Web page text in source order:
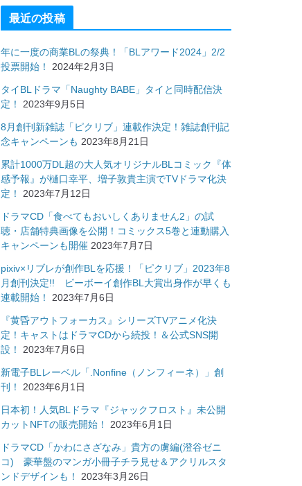
最近の投稿
年に一度の商業BLの祭典！「BLアワード2024」2/2
投票開始！
2024年2月3日
タイBLドラマ「Naughty BABE」タイと同時配信決
定！
2023年9月5日
8月創刊新雑誌「ピクリブ」連載作決定！雑誌創刊記
念キャンペーンも 2023年8月21日
累計1000万DL超の大人気オリジナルBLコミック『体
感予報』が樋口幸平、増子敦貴主演でTVドラマ化決
定！
2023年7月12日
ドラマCD「食べてもおいしくありません2」の試
聴・店舗特典画像を公開！コミックス5巻と連動購入
キャンペーンも開催 2023年7月7日
pixiv×リブレが創作BLを応援！「ピクリブ」2023年8
月創刊決定!! ビーボーイ創作BL大賞出身作が早くも
連載開始！
2023年7月6日
『黄昏アウトフォーカス』シリーズTVアニメ化決
定！キャストはドラマCDから続投！＆公式SNS開
設！
2023年7月6日
新電子BLレーベル「.Nonfine（ノンフィーネ）」創
刊！
2023年6月1日
日本初！人気BLドラマ『ジャックフロスト』未公開
カットNFTの販売開始！
2023年6月1日
ドラマCD「かわにさざなみ」貴方の虜編(澄谷ゼニ
コ) 豪華盤のマンガ小冊子チラ見せ＆アクリルスタ
ンドデザインも！
2023年3月26日